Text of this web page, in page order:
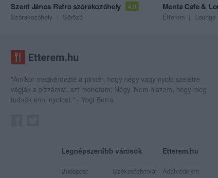
Szent János Retro szórakozóhely 4.0
Szórakozóhely Söröző
Menta Cafe &
Étterem Lounge
"Amikor megkérdezte a pincér, hogy négy vagy nyolc szeletre
vágják a pizzámat, azt mondtam; Négy. Nem hiszem, hogy meg
tudnék enni nyolcat." - Yogi Berra
Legnépszerűbb városok
Budapest
Székesfehérvár
Etterem.hu
Adatvédelem